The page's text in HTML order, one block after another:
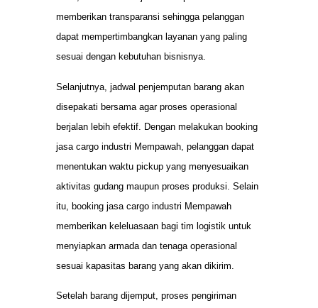
memberikan transparansi sehingga pelanggan
dapat mempertimbangkan layanan yang paling
sesuai dengan kebutuhan bisnisnya.
Selanjutnya, jadwal penjemputan barang akan
disepakati bersama agar proses operasional
berjalan lebih efektif. Dengan melakukan booking
jasa cargo industri Mempawah, pelanggan dapat
menentukan waktu pickup yang menyesuaikan
aktivitas gudang maupun proses produksi. Selain
itu, booking jasa cargo industri Mempawah
memberikan keleluasaan bagi tim logistik untuk
menyiapkan armada dan tenaga operasional
sesuai kapasitas barang yang akan dikirim.
Setelah barang dijemput, proses pengiriman